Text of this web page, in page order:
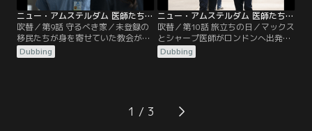
ニュー・アムステルダム 医師たちのカルテ シーズン4 第09話／吹替
吹替／第9話 守るべき家／未登録の
移民たちが身を寄せていた教会が火
事で焼失し、マックスは彼らを助け
るために思い切った手段に出る。シ
惑。ブラントリーはフエンテス医師
がもたらす状況を正す方策を考え
Dubbing
ニュー・アムステルダム 医師たちのカルテ シーズン4 第10話／吹替
吹替／第10話 旅立ちの日／マックス
とシャープ医師がロンドンへ出発し
ようとした時、病院で恐ろしい耐性
菌が広まり2人は院内へ戻る。レイ
親が現実と向き合うのを助ける。
Dubbing
1